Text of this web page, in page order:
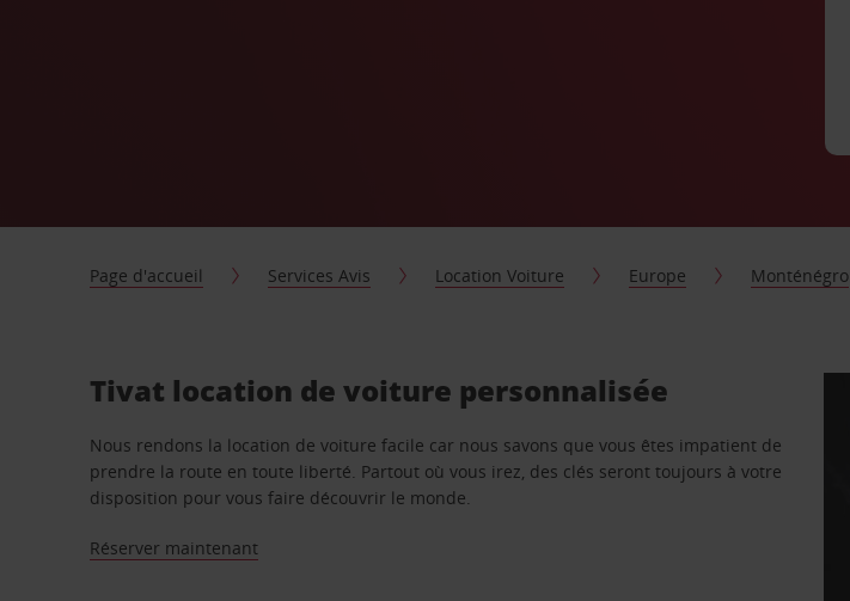
Page d'accueil Services Avis Location Voiture Europe Monténégro
Tivat location de voiture personnalisée
Nous rendons la location de voiture facile car nous savons que vous êtes impatient de
prendre la route en toute liberté. Partout où vous irez, des clés seront toujours à votre
disposition pour vous faire découvrir le monde.
Réserver maintenant